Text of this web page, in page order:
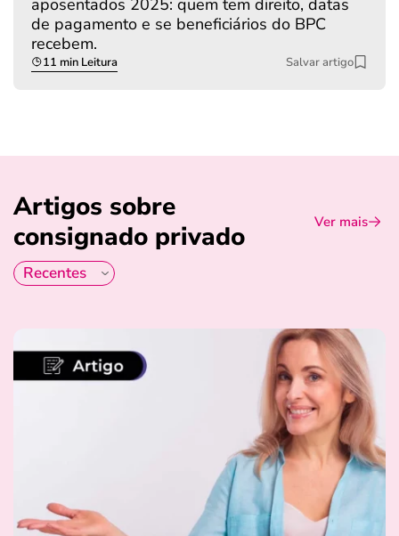
de pagamento e se beneficiários do BPC
recebem.
11 min Leitura Salvar artigo
Artigos sobre
consignado privado
Ver mais